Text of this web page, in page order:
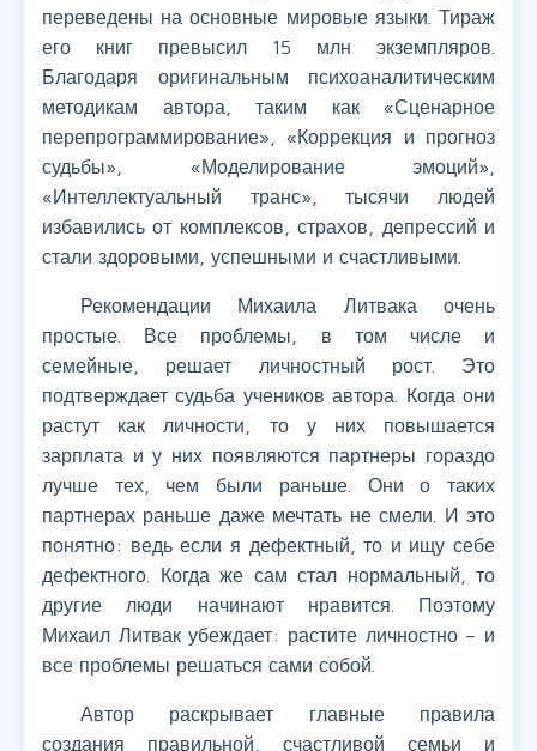
переведены на основные мировые языки. Тираж
его книг превысил 15 млн экземпляров.
Благодаря оригинальным психоаналитическим
методикам автора, таким как «Сценарное
перепрограммирование», «Коррекция и прогноз
судьбы», «Моделирование эмоций»,
«Интеллектуальный транс», тысячи людей
избавились от комплексов, страхов, депрессий и
стали здоровыми, успешными и счастливыми.
Рекомендации Михаила Литвака очень
простые. Все проблемы, в том числе и
семейные, решает личностный рост. Это
подтверждает судьба учеников автора. Когда они
растут как личности, то у них повышается
зарплата и у них появляются партнеры гораздо
лучше тех, чем были раньше. Они о таких
партнерах раньше даже мечтать не смели. И это
понятно: ведь если я дефектный, то и ищу себе
дефектного. Когда же сам стал нормальный, то
другие люди начинают нравится. Поэтому
Михаил Литвак убеждает: растите личностно – и
все проблемы решаться сами собой.
Автор раскрывает главные правила
создания правильной, счастливой семьи и